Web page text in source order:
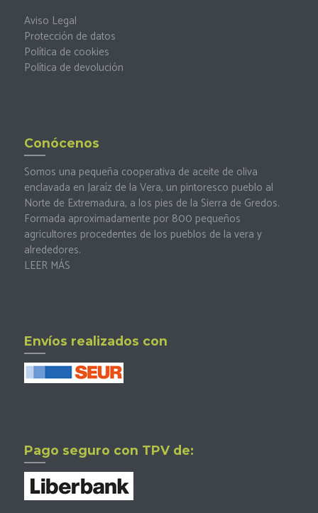
Aviso Legal
Protección de datos
Política de cookies
Política de devolución
Conócenos
Somos una pequeña cooperativa de aceite de oliva
enclavada en Jaraíz de la Vera, un pintoresco pueblo al
Norte de Extremadura, a los pies de la Sierra de Gredos.
Formada aproximadamente por 800 pequeños
agricultores procedentes de los pueblos de la vera y
alrededores.
LEER MÁS
Envíos realizados con
Pago seguro con TPV de: